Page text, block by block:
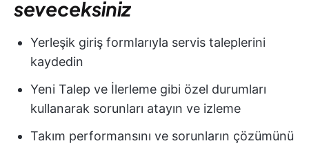
seveceksiniz
Yerleşik giriş formlarıyla servis taleplerini
kaydedin
Yeni Talep ve İlerleme gibi özel durumları
kullanarak sorunları atayın ve izleme
Takım performansını ve sorunların çözümünü